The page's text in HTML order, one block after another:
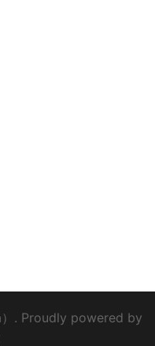
. Proudly powered by